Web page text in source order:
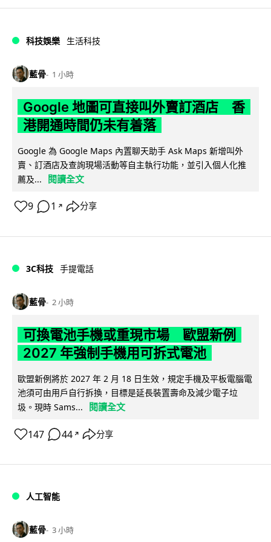
科技娛樂 生活科技
藍骨 1 小時
Google 地圖可直接叫外賣訂酒店 香
港開通時間仍未有着落
Google 為 Google Maps 內置聊天助手 Ask Maps 新增叫外
賣、訂酒店及查詢現場活動等自主執行功能，並引入個人化推
薦及...
閱讀全文
9 1 ↗ 分享
3C科技 手提電話
藍骨 2 小時
可換電池手機或重現市場 歐盟新例
2027 年強制手機用可拆式電池
歐盟新例將於 2027 年 2 月 18 日生效，規定手機及平板電腦電
池須可由用戶自行拆換，目標是延長裝置壽命及減少電子垃
圾。現時 Sams...
閱讀全文
147 44 ↗ 分享
人工智能
藍骨 3 小時